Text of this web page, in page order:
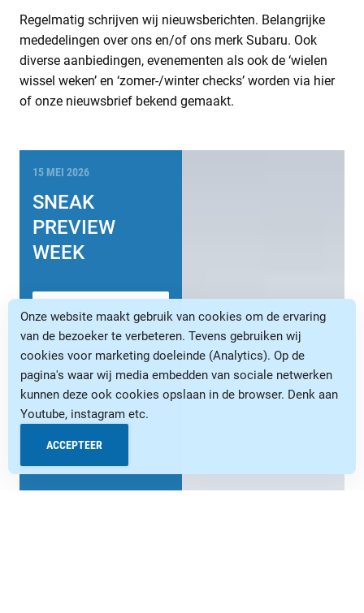
Regelmatig schrijven wij nieuwsberichten. Belangrijke
mededelingen over ons en/of ons merk Subaru. Ook
diverse aanbiedingen, evenementen als ook de ‘wielen
wissel weken’ en ‘zomer-/winter checks’ worden via hier
of onze nieuwsbrief bekend gemaakt.
15 MEI 2026
SNEAK
PREVIEW
WEEK
LEES HET
ARTIKEL
Onze website maakt gebruik van cookies om de ervaring
van de bezoeker te verbeteren. Tevens gebruiken wij
cookies voor marketing doeleinde (Analytics). Op de
pagina's waar wij media embedden van sociale netwerken
kunnen deze ook cookies opslaan in de browser. Denk aan
Youtube, instagram etc.
ACCEPTEER